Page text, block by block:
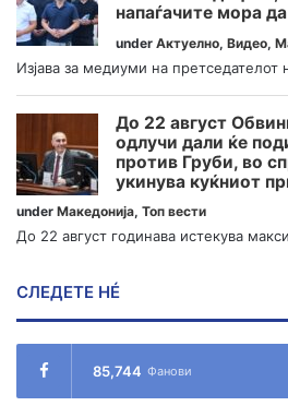
напаѓачите мора
under Актуелно, Видео,
Изјава за медиуми на
До 22 август
одлучи дали ќе
против Груби, во
укинува куќниот
under Македонија, Топ вести
До 22 август годинава истекува
СЛЕДЕТЕ НÉ
85,744 Фанови